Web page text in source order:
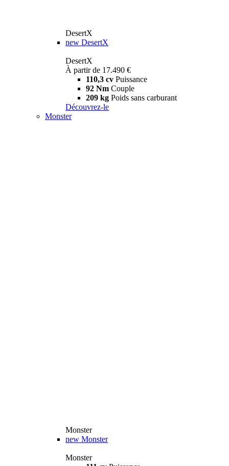
DesertX
new DesertX
DesertX
À partir de 17.490 €
110,3 cv Puissance
92 Nm Couple
209 kg Poids sans carburant
Découvrez-le
Monster
Monster
new Monster
Monster